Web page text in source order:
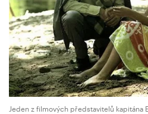
Jeden z filmových představitelů kapitána